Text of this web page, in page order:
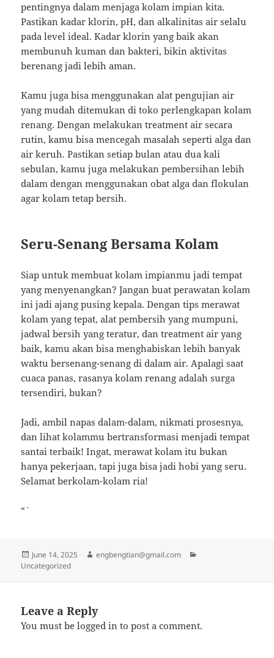
pentingnya dalam menjaga kolam impian kita.
Pastikan kadar klorin, pH, dan alkalinitas air selalu
pada level ideal. Kadar klorin yang baik akan
membunuh kuman dan bakteri, bikin aktivitas
berenang jadi lebih aman.
Kamu juga bisa menggunakan alat pengujian air
yang mudah ditemukan di toko perlengkapan kolam
renang. Dengan melakukan treatment air secara
rutin, kamu bisa mencegah masalah seperti alga dan
air keruh. Pastikan setiap bulan atau dua kali
sebulan, kamu juga melakukan pembersihan lebih
dalam dengan menggunakan obat alga dan flokulan
agar kolam tetap bersih.
Seru-Senang Bersama Kolam
Siap untuk membuat kolam impianmu jadi tempat
yang menyenangkan? Jangan buat perawatan kolam
ini jadi ajang pusing kepala. Dengan tips merawat
kolam yang tepat, alat pembersih yang mumpuni,
jadwal bersih yang teratur, dan treatment air yang
baik, kamu akan bisa menghabiskan lebih banyak
waktu bersenang-senang di dalam air. Apalagi saat
cuaca panas, rasanya kolam renang adalah surga
tersendiri, bukan?
Jadi, ambil napas dalam-dalam, nikmati prosesnya,
dan lihat kolammu bertransformasi menjadi tempat
santai terbaik! Ingat, merawat kolam itu bukan
hanya pekerjaan, tapi juga bisa jadi hobi yang seru.
Selamat berkolam-kolam ria!
“`
Posted
on
June 14, 2025 Author
engbengtian@gmail.com
Uncategorized
Leave a Reply
You must belogged in to post a comment.